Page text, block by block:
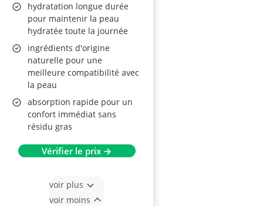
hydratation longue durée
pour maintenir la peau
hydratée toute la journée
ingrédients d'origine
naturelle pour une
meilleure compatibilité avec
la peau
absorption rapide pour un
confort immédiat sans
résidu gras
Vérifier le prix →
voir plus
voir moins